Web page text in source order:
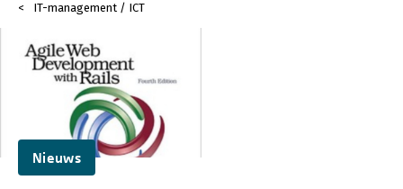
IT-management / ICT
Nieuws